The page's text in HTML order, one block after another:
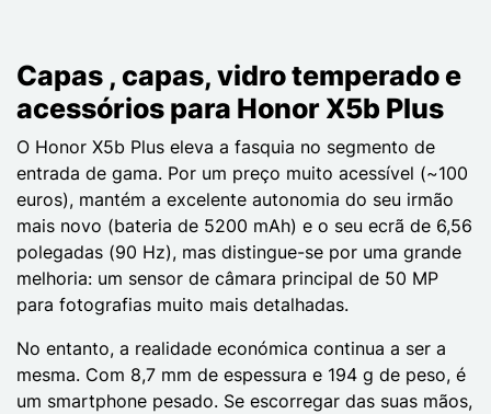
Capas , capas, vidro temperado e
acessórios para Honor X5b Plus
O Honor X5b Plus eleva a fasquia no segmento de
entrada de gama. Por um preço muito acessível (~100
euros), mantém a excelente autonomia do seu irmão
mais novo (bateria de 5200 mAh) e o seu ecrã de 6,56
polegadas (90 Hz), mas distingue-se por uma grande
melhoria: um sensor de câmara principal de 50 MP
para fotografias muito mais detalhadas.
No entanto, a realidade económica continua a ser a
mesma. Com 8,7 mm de espessura e 194 g de peso, é
um smartphone pesado. Se escorregar das suas mãos,